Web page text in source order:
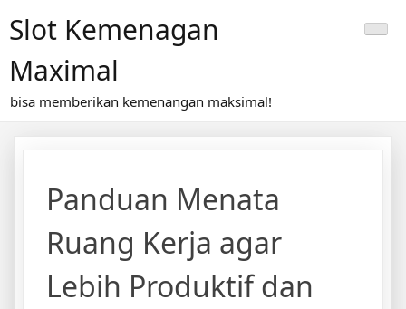
toSlot Kemenagan
Maximal
bisa memberikan kemenangan maksimal!
Panduan Menata
Ruang Kerja agar
Lebih Produktif dan